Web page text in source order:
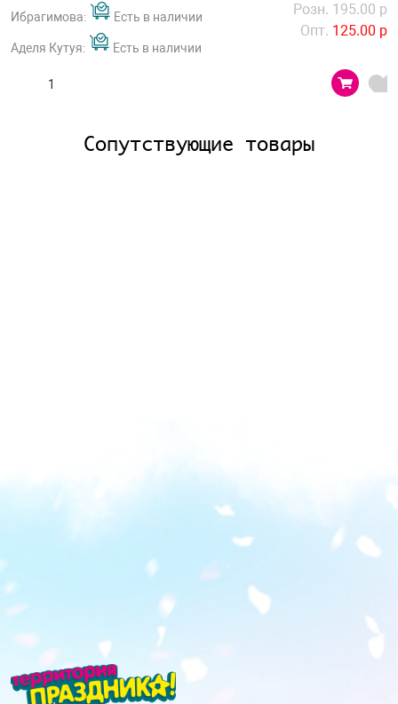
Ибрагимова: Есть в наличии
Аделя Кутуя: Есть в наличии
Розн. 195.00 р
Опт. 125.00 р
Сопутствующие товары